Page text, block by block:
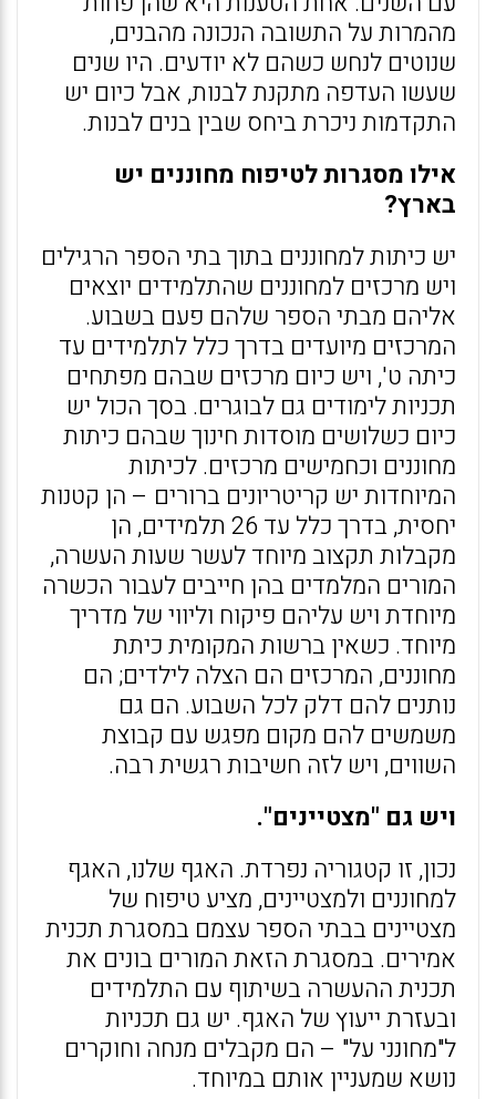
מהמרות על התשובה הנכונה מהבנים,
שנוטים לנחש כשהם לא יודעים. היו שנים
שעשו העדפה מתקנת לבנות, אבל כיום יש
התקדמות ניכרת ביחס שבין בנים לבנות.
אילו מסגרות לטיפוח מחוננים יש
בארץ?
יש כיתות למחוננים בתוך בתי הספר הרגילים
ויש מרכזים למחוננים שהתלמידים יוצאים
אליהם מבתי הספר שלהם פעם בשבוע.
המרכזים מיועדים בדרך כלל לתלמידים עד
כיתה ט', ויש כיום מרכזים שבהם מפתחים
תכניות לימודים גם לבוגרים. בסך הכול יש
כיום כשלושים מוסדות חינוך שבהם כיתות
מחוננים וכחמישים מרכזים. לכיתות
המיוחדות יש קריטריונים ברורים – הן קטנות
יחסית, בדרך כלל עד 26 תלמידים, הן
מקבלות תקצוב מיוחד לעשר שעות העשרה,
המורים המלמדים בהן חייבים לעבור הכשרה
מיוחדת ויש עליהם פיקוח וליווי של מדריך
מיוחד. כשאין ברשות המקומית כיתת
מחוננים, המרכזים הם הצלה לילדים; הם
נותנים להם דלק לכל השבוע. הם גם
משמשים להם מקום מפגש עם קבוצת
השווים, ויש לזה חשיבות רגשית רבה.
ויש גם "מצטיינים".
נכון, זו קטגוריה נפרדת. האגף שלנו, האגף
למחוננים ולמצטיינים, מציע טיפוח של
מצטיינים בבתי הספר עצמם במסגרת תכנית
אמירים. במסגרת הזאת המורים בונים את
תכנית ההעשרה בשיתוף עם התלמידים
ובעזרת ייעוץ של האגף. יש גם תכניות
ל"מחונני על" – הם מקבלים מנחה וחוקרים
נושא שמעניין אותם במיוחד.